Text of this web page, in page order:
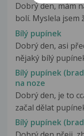
Dobrý den, mám
bolí. Myslela jsem
Bílý pupínek
Dobrý den, asi
nějaký bílý
Bílý pupínek
na noze
Dobrý den, je to
začal dělat
Bílý pupínek